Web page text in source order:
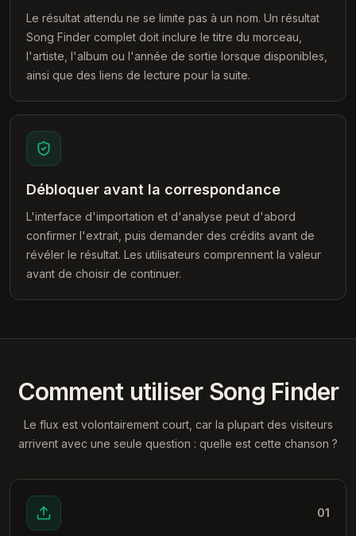
Le résultat attendu ne se limite pas à un nom. Un résultat
Song Finder complet doit inclure le titre du morceau,
l'artiste, l'album ou l'année de sortie lorsque disponibles,
ainsi que des liens de lecture pour la suite.
Débloquer avant la correspondance
L'interface d'importation et d'analyse peut d'abord
confirmer l'extrait, puis demander des crédits avant de
révéler le résultat. Les utilisateurs comprennent la valeur
avant de choisir de continuer.
Comment utiliser Song Finder
Le flux est volontairement court, car la plupart des visiteurs
arrivent avec une seule question : quelle est cette chanson ?
01